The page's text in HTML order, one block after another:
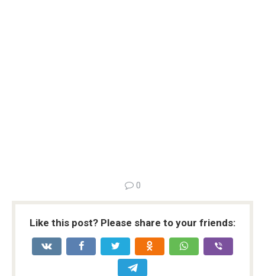
0
Like this post? Please share to your friends: